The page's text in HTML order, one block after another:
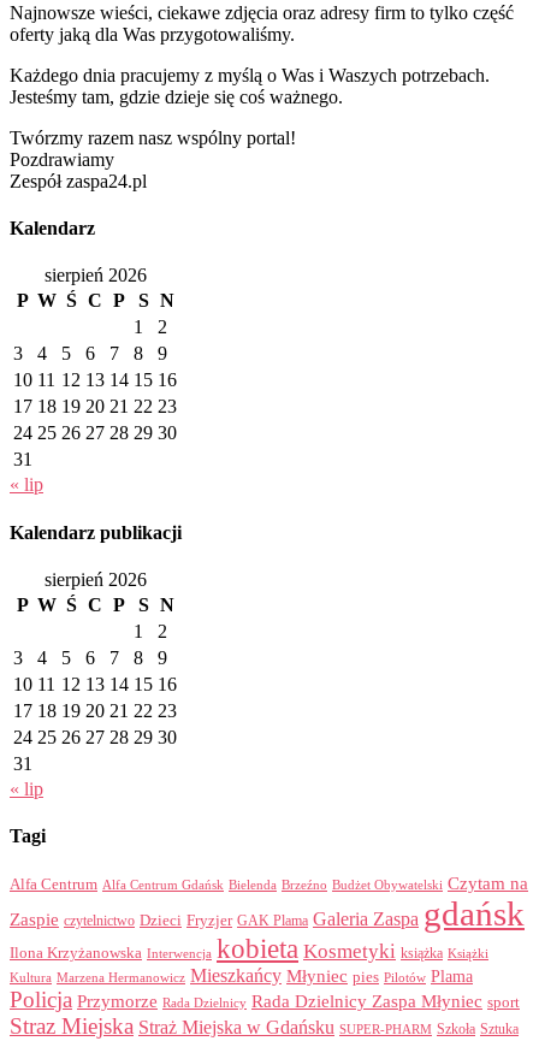
Najnowsze wieści, ciekawe zdjęcia oraz adresy firm to tylko część
oferty jaką dla Was przygotowaliśmy.
Każdego dnia pracujemy z myślą o Was i Waszych potrzebach.
Jesteśmy tam, gdzie dzieje się coś ważnego.
Twórzmy razem nasz wspólny portal!
Pozdrawiamy
Zespół zaspa24.pl
Kalendarz
sierpień 2026
P W Ś C P S N
1
2
3
4 5 6 7 8
9
10 11 12 13 14 15 16
17 18 19 20 21 22 23
24 25 26 27 28 29 30
31
« lip
Kalendarz publikacji
sierpień 2026
P W Ś C P S N
1
2
3
4 5 6 7 8
9
10 11 12 13 14 15 16
17 18 19 20 21 22 23
24 25 26 27 28 29 30
31
« lip
Tagi
Alfa Centrum Alfa Centrum Gdańsk Bielenda Brzeźno Budżet Obywatelski Czytam na
Zaspie czytelnictwo Dzieci Fryzjer GAK Plama Galeria Zaspa gdańsk
Ilona Krzyżanowska Interwencja kobieta Kosmetyki książka Książki
Kultura Marzena Hermanowicz Mieszkańcy Młyniec pies Pilotów Plama
Policja Przymorze Rada Dzielnicy Rada Dzielnicy Zaspa Młyniec sport
Straz Miejska Straż Miejska w Gdańsku SUPER-PHARM Szkoła Sztuka